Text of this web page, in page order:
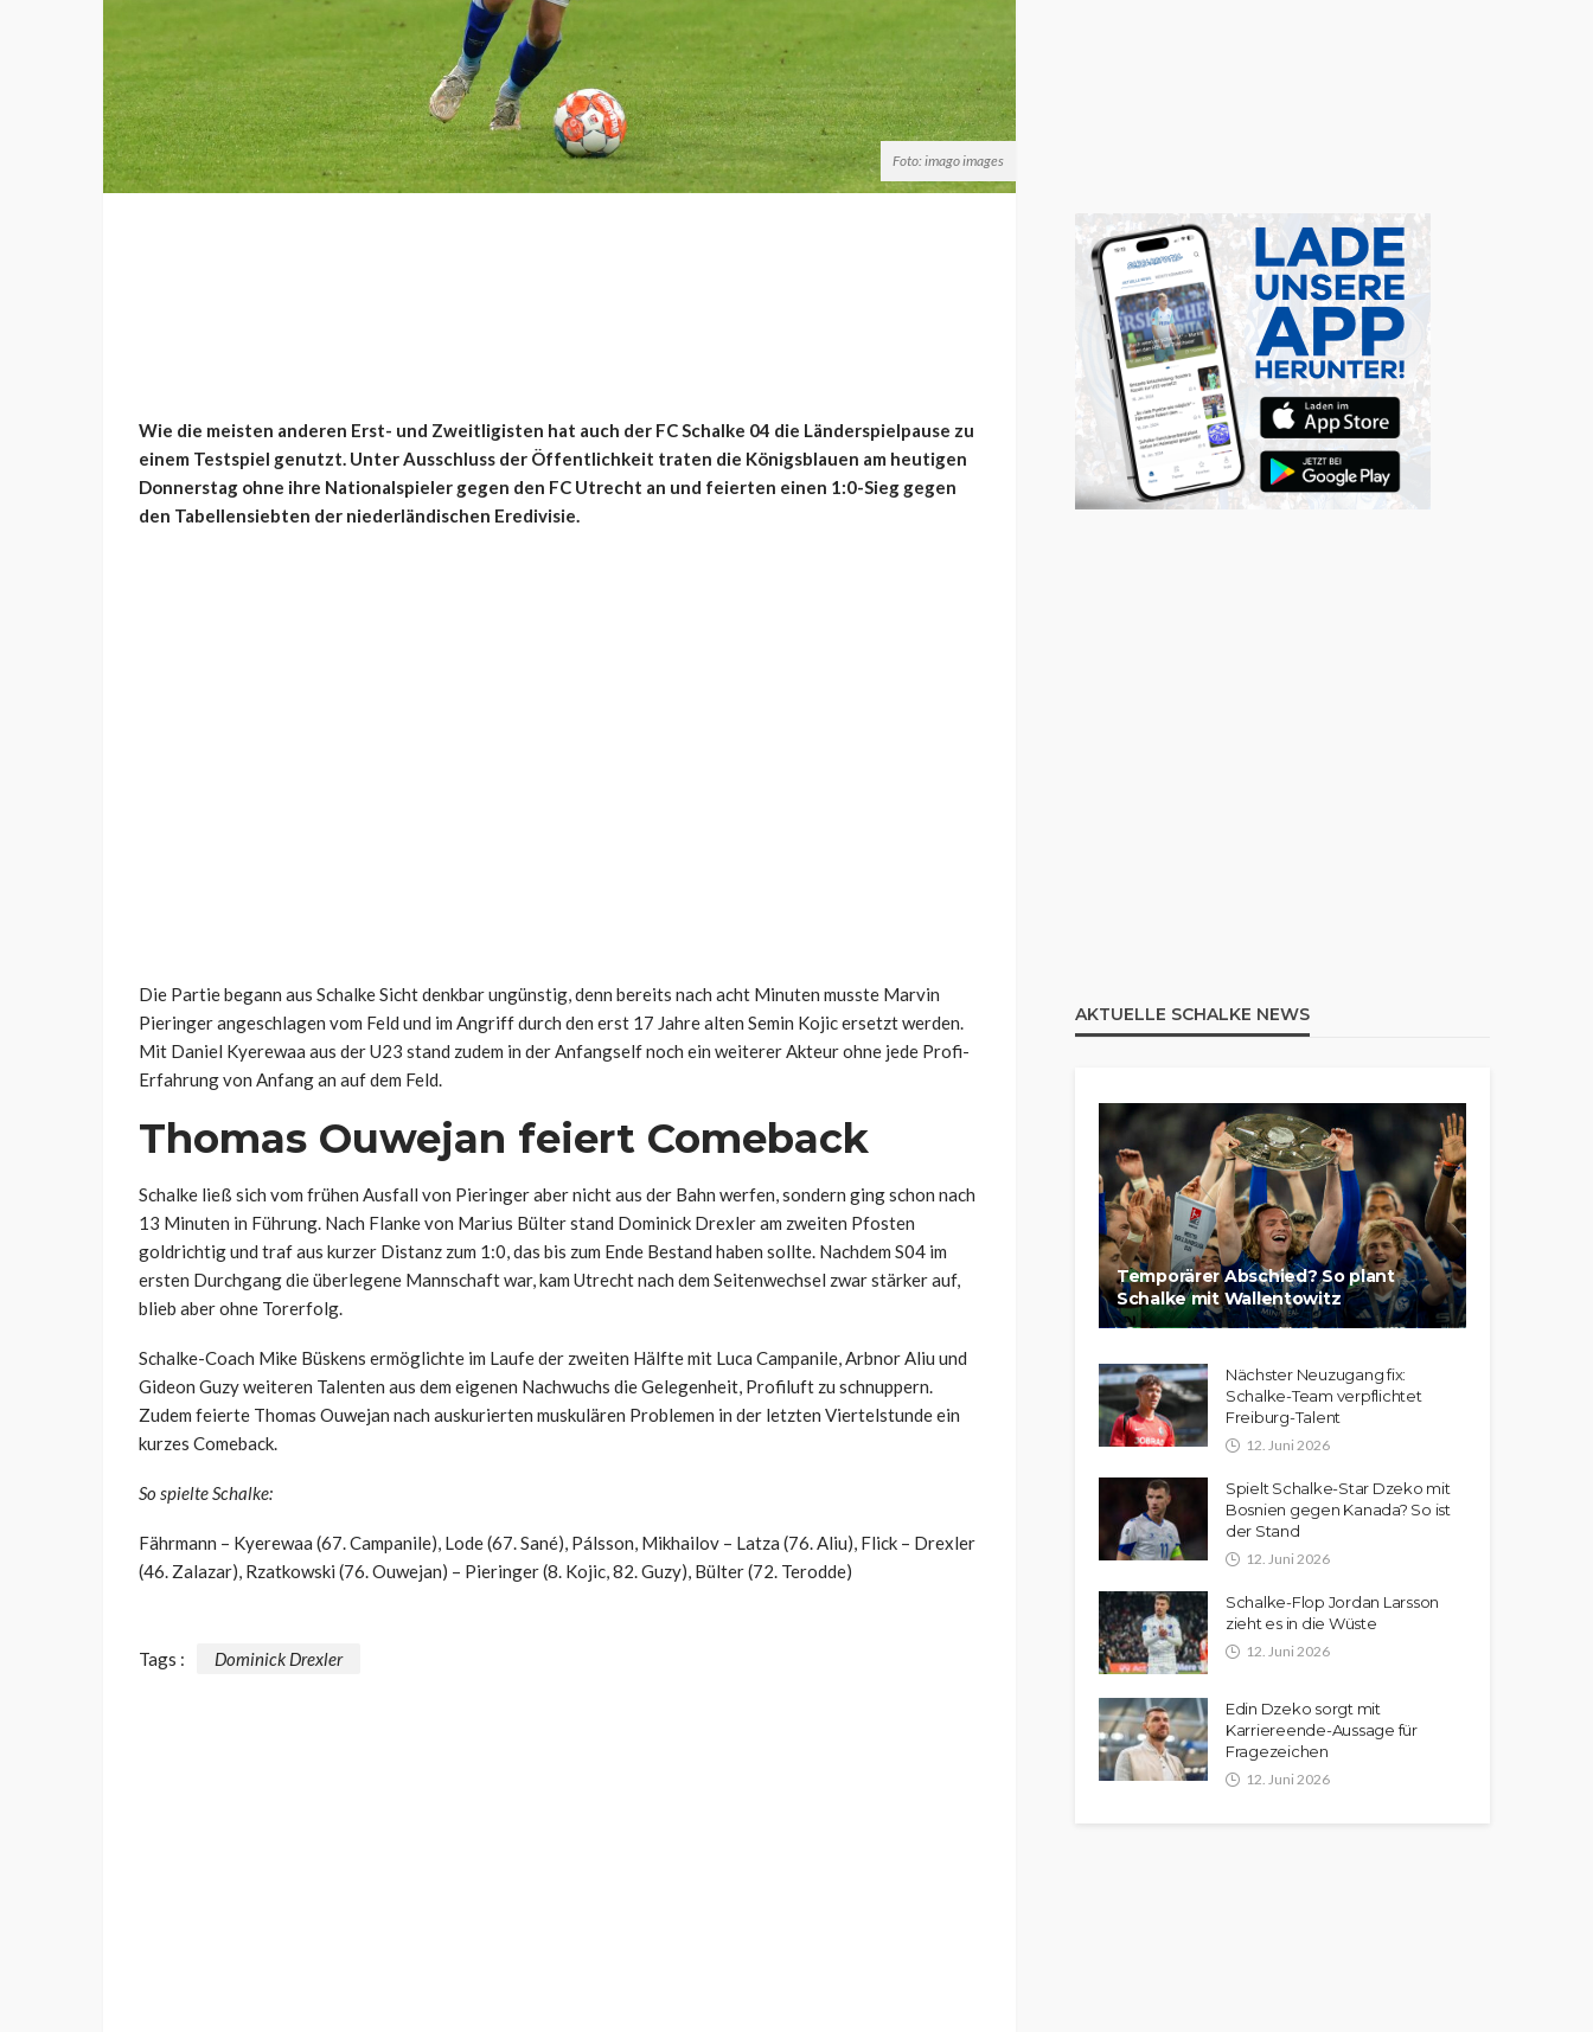
Foto: imago images
Wie die meisten anderen Erst- und Zweitligisten hat auch der FC Schalke 04 die Länderspielpause zu
einem Testspiel genutzt. Unter Ausschluss der Öffentlichkeit traten die Königsblauen am heutigen
Donnerstag ohne ihre Nationalspieler gegen den FC Utrecht an und feierten einen 1:0-Sieg gegen
den Tabellensiebten der niederländischen Eredivisie.
Die Partie begann aus Schalke Sicht denkbar ungünstig, denn bereits nach acht Minuten musste Marvin
Pieringer angeschlagen vom Feld und im Angriff durch den erst 17 Jahre alten Semin Kojic ersetzt werden.
Mit Daniel Kyerewaa aus der U23 stand zudem in der Anfangself noch ein weiterer Akteur ohne jede Profi-
Erfahrung von Anfang an auf dem Feld.
Thomas Ouwejan feiert Comeback
Schalke ließ sich vom frühen Ausfall von Pieringer aber nicht aus der Bahn werfen, sondern ging schon nach
13 Minuten in Führung. Nach Flanke von Marius Bülter stand Dominick Drexler am zweiten Pfosten
goldrichtig und traf aus kurzer Distanz zum 1:0, das bis zum Ende Bestand haben sollte. Nachdem S04 im
ersten Durchgang die überlegene Mannschaft war, kam Utrecht nach dem Seitenwechsel zwar stärker auf,
blieb aber ohne Torerfolg.
Schalke-Coach Mike Büskens ermöglichte im Laufe der zweiten Hälfte mit Luca Campanile, Arbnor Aliu und
Gideon Guzy weiteren Talenten aus dem eigenen Nachwuchs die Gelegenheit, Profiluft zu schnuppern.
Zudem feierte Thomas Ouwejan nach auskurierten muskulären Problemen in der letzten Viertelstunde ein
kurzes Comeback.
So spielte Schalke:
Fährmann – Kyerewaa (67. Campanile), Lode (67. Sané), Pálsson, Mikhailov – Latza (76. Aliu), Flick – Drexler
(46. Zalazar), Rzatkowski (76. Ouwejan) – Pieringer (8. Kojic, 82. Guzy), Bülter (72. Terodde)
Tags : Dominick Drexler
AKTUELLE SCHALKE NEWS
Temporärer Abschied? So plant
Schalke mit Wallentowitz
Nächster Neuzugang fix:
Schalke-Team verpflichtet
Freiburg-Talent
12. Juni 2026
Spielt Schalke-Star Dzeko mit
Bosnien gegen Kanada? So ist
der Stand
12. Juni 2026
Schalke-Flop Jordan Larsson
zieht es in die Wüste
12. Juni 2026
Edin Dzeko sorgt mit
Karriereende-Aussage für
Fragezeichen
12. Juni 2026